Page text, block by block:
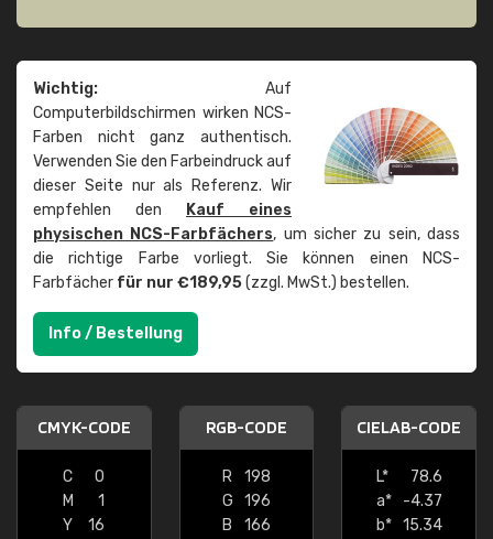
Wichtig: Auf
Computerbildschirmen wirken NCS-
Farben nicht ganz authentisch.
Verwenden Sie den Farbeindruck auf
dieser Seite nur als Referenz. Wir
empfehlen den
Kauf eines
physischen NCS-Farbfächers, um sicher zu sein, dass
die richtige Farbe vorliegt. Sie können einen NCS-
Farbfächer für nur €189,95(zzgl. MwSt.) bestellen.
Info / Bestellung
CMYK-CODE
C
0
M
1
Y
16
RGB-CODE
R
198
G
196
B
166
CIELAB-CODE
L*
78.6
a*
-4.37
b*
15.34